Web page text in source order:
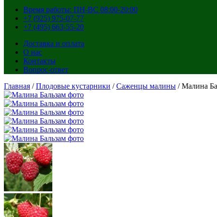
Время работы: ПН-ВС 08:00-20:00
+7 (925) 975-07-77
+7 (495) 663-55-20
Доставка и оплата
О нас
Контакты
Вопрос-ответ
Главная /Плодовые кустарники /Саженцы малины / Малина